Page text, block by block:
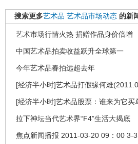
搜索更多艺术品 艺术品市场动态 的新
艺术市场行情火热 捐赠作品身价倍增
中国艺术品拍卖收益跃升全球第一
今年艺术品春拍远超去年
[经济半小时]艺术品打假缘何难
[经济半小时]艺术品股票：谁来为它
拉下神坛当代艺术界“F4”生活大揭底
焦点新闻播报 2011-03-20 09：00 3-3